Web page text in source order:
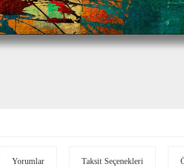
Yorumlar Taksit Seçenekleri